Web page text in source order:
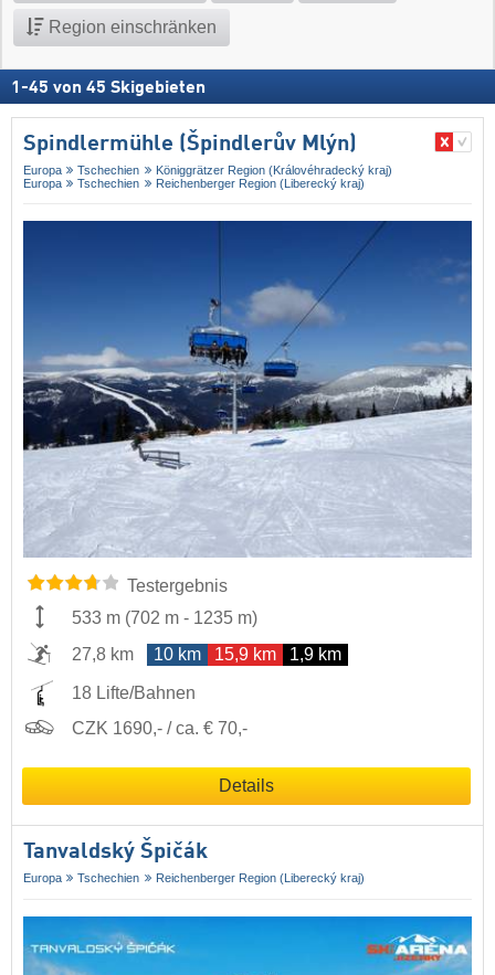
Region einschränken
1 -45 von 45 Skigebieten
Spindlermühle (Špindlerův Mlýn)
Europa Tschechien
Königgrätzer Region (Královéhradecký kraj)
Europa
Tschechien Reichenberger Region (Liberecký kraj)
Testergebnis
533 m (702 m - 1235 m)
27,8 km
10 km 15,9 km 1,9 km
18 Lifte/Bahnen
CZK 1690,- / ca. € 70,-
Details
Tanvaldský Špičák
Europa Tschechien Reichenberger Region (Liberecký kraj)